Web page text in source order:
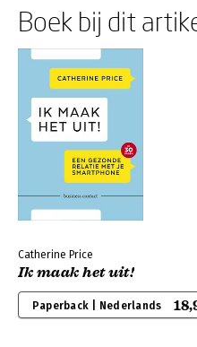
Boek bij dit
Catherine Price
Ik maak het uit!
Paperback | Nederlands